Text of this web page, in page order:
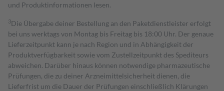
und Produktinformationen lesen.
3Die Übergabe deiner Bestellung an den Paketdienstleister erfolgt
bei uns werktags von Montag bis Freitag bis 18:00 Uhr. Der genaue
Lieferzeitpunkt kann je nach Region und in Abhängigkeit der
Produktverfügbarkeit sowie vom Zustellzeitpunkt des Spediteurs
abweichen. Darüber hinaus können notwendige pharmazeutische
Prüfungen, die zu deiner Arzneimittelsicherheit dienen, die
Lieferfrist um die Dauer der Prüfungen einschließlich Klärungen